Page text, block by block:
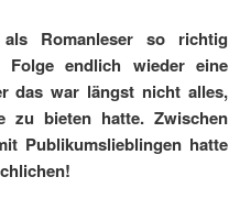
Romanleser so richtig
Folge endlich wieder eine
das war längst nicht alles,
zu bieten hatte. Zwischen
Publikumslieblingen hatte